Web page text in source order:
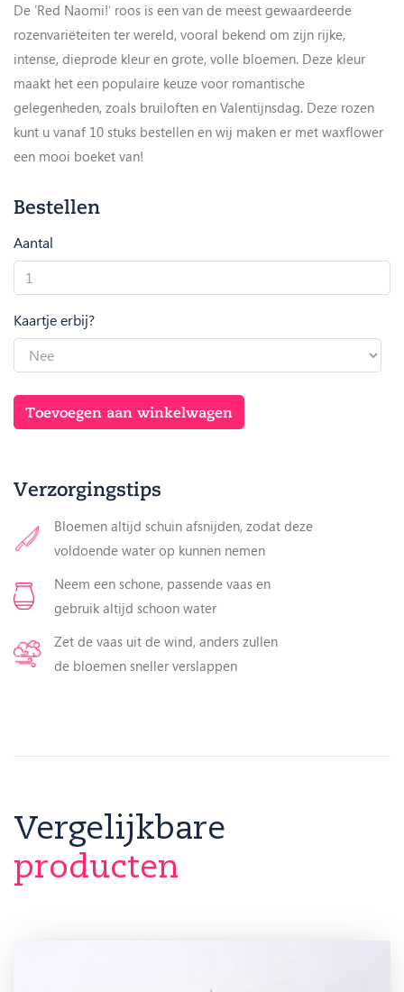
De 'Red Naomi!' roos is een van de meest gewaardeerde
rozenvariëteiten ter wereld, vooral bekend om zijn rijke,
intense, dieprode kleur en grote, volle bloemen. Deze kleur
maakt het een populaire keuze voor romantische
gelegenheden, zoals bruiloften en Valentijnsdag. Deze rozen
kunt u vanaf 10 stuks bestellen en wij maken er met waxflower
een mooi boeket van!
Bestellen
Aantal
Red
Naomi!
aantal
Kaartje erbij?
Toevoegen aan winkelwagen
Verzorgingstips
Bloemen altijd schuin afsnijden, zodat deze
voldoende water op kunnen nemen
Neem een schone, passende vaas en
gebruik altijd schoon water
Zet de vaas uit de wind, anders zullen
de bloemen sneller verslappen
Vergelijkbare
producten